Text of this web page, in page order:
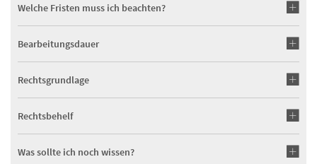
Welche Fristen muss ich beachten?
Bearbeitungsdauer
Rechtsgrundlage
Rechtsbehelf
Was sollte ich noch wissen?